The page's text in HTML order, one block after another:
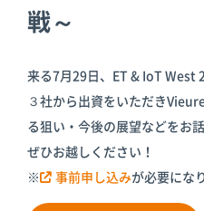
ット
戦～
来る7月29日、ET & IoT West
３社から出資をいただき
る狙い・今後の展望などをお話
ぜひお越しください！
※
事前申し込みが必要にな